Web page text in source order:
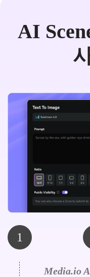
AI
1
Media.io